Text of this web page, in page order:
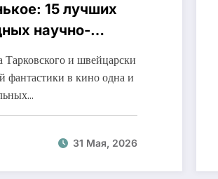
15 лучших
научно-
и швейцарски
фантастики в кино одна и
31 Мая, 2026